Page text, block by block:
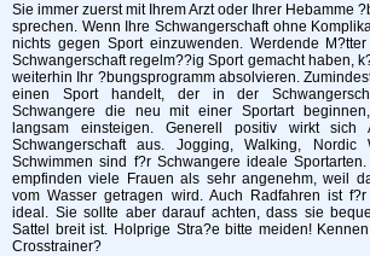
Sie immer zuerst mit Ihrem Arzt oder Ihrer Hebamme
sprechen. Wenn Ihre Schwangerschaft ohne
nichts gegen Sport einzuwenden. Werdende
Schwangerschaft regelm??ig Sport gemacht haben,
weiterhin Ihr ?bungsprogramm absolvieren.
einen Sport handelt, der in der
Schwangere die neu mit einer Sportart
langsam einsteigen. Generell positiv wirkt sich
Schwangerschaft aus. Jogging, Walking, Nordic
Schwimmen sind f?r Schwangere ideale
empfinden viele Frauen als sehr angenehm, weil
vom Wasser getragen wird. Auch Radfahren ist
ideal. Sie sollte aber darauf achten, dass sie
Sattel breit ist. Holprige Stra?e bitte meiden!
Crosstrainer?